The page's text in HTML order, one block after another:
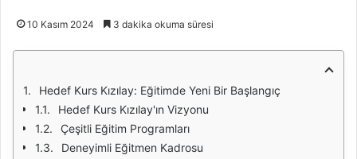
10 Kasım 2024 3 dakika okuma süresi
Hedef Kurs Kızılay: Eğitimde Yeni Bir Başlangıç
Hedef Kurs Kızılay'ın Vizyonu
Çeşitli Eğitim Programları
Deneyimli Eğitmen Kadrosu